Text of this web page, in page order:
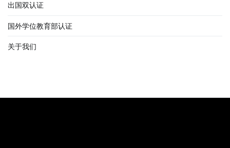
出国双认证
国外学位教育部认证
关于我们